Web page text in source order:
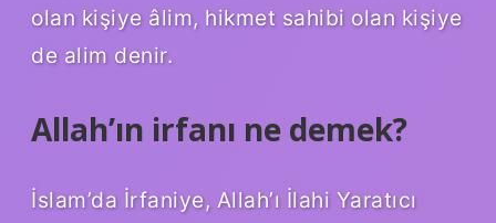
olan kişiye âlim, hikmet sahibi olan kişiye
de alim denir.
Allah’ın irfanı ne demek?
İslam’da İrfaniye, Allah’ı İlahi Yaratıcı